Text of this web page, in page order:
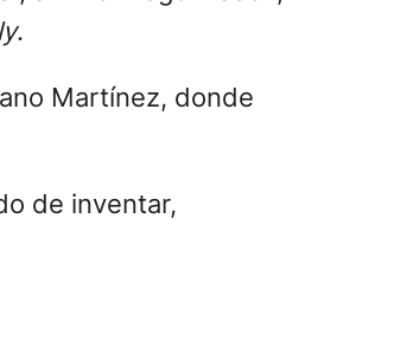
.
Martínez, donde
de inventar,